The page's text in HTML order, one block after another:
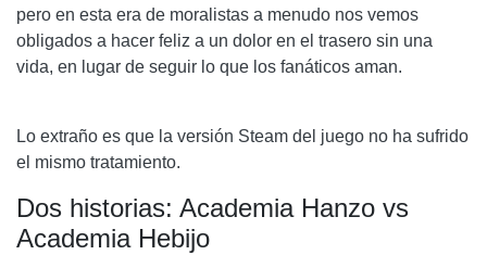
pero en esta era de moralistas a menudo nos vemos
obligados a hacer feliz a un dolor en el trasero sin una
vida, en lugar de seguir lo que los fanáticos aman.
Lo extraño es que la versión Steam del juego no ha sufrido
el mismo tratamiento.
Dos historias: Academia Hanzo vs
Academia Hebijo